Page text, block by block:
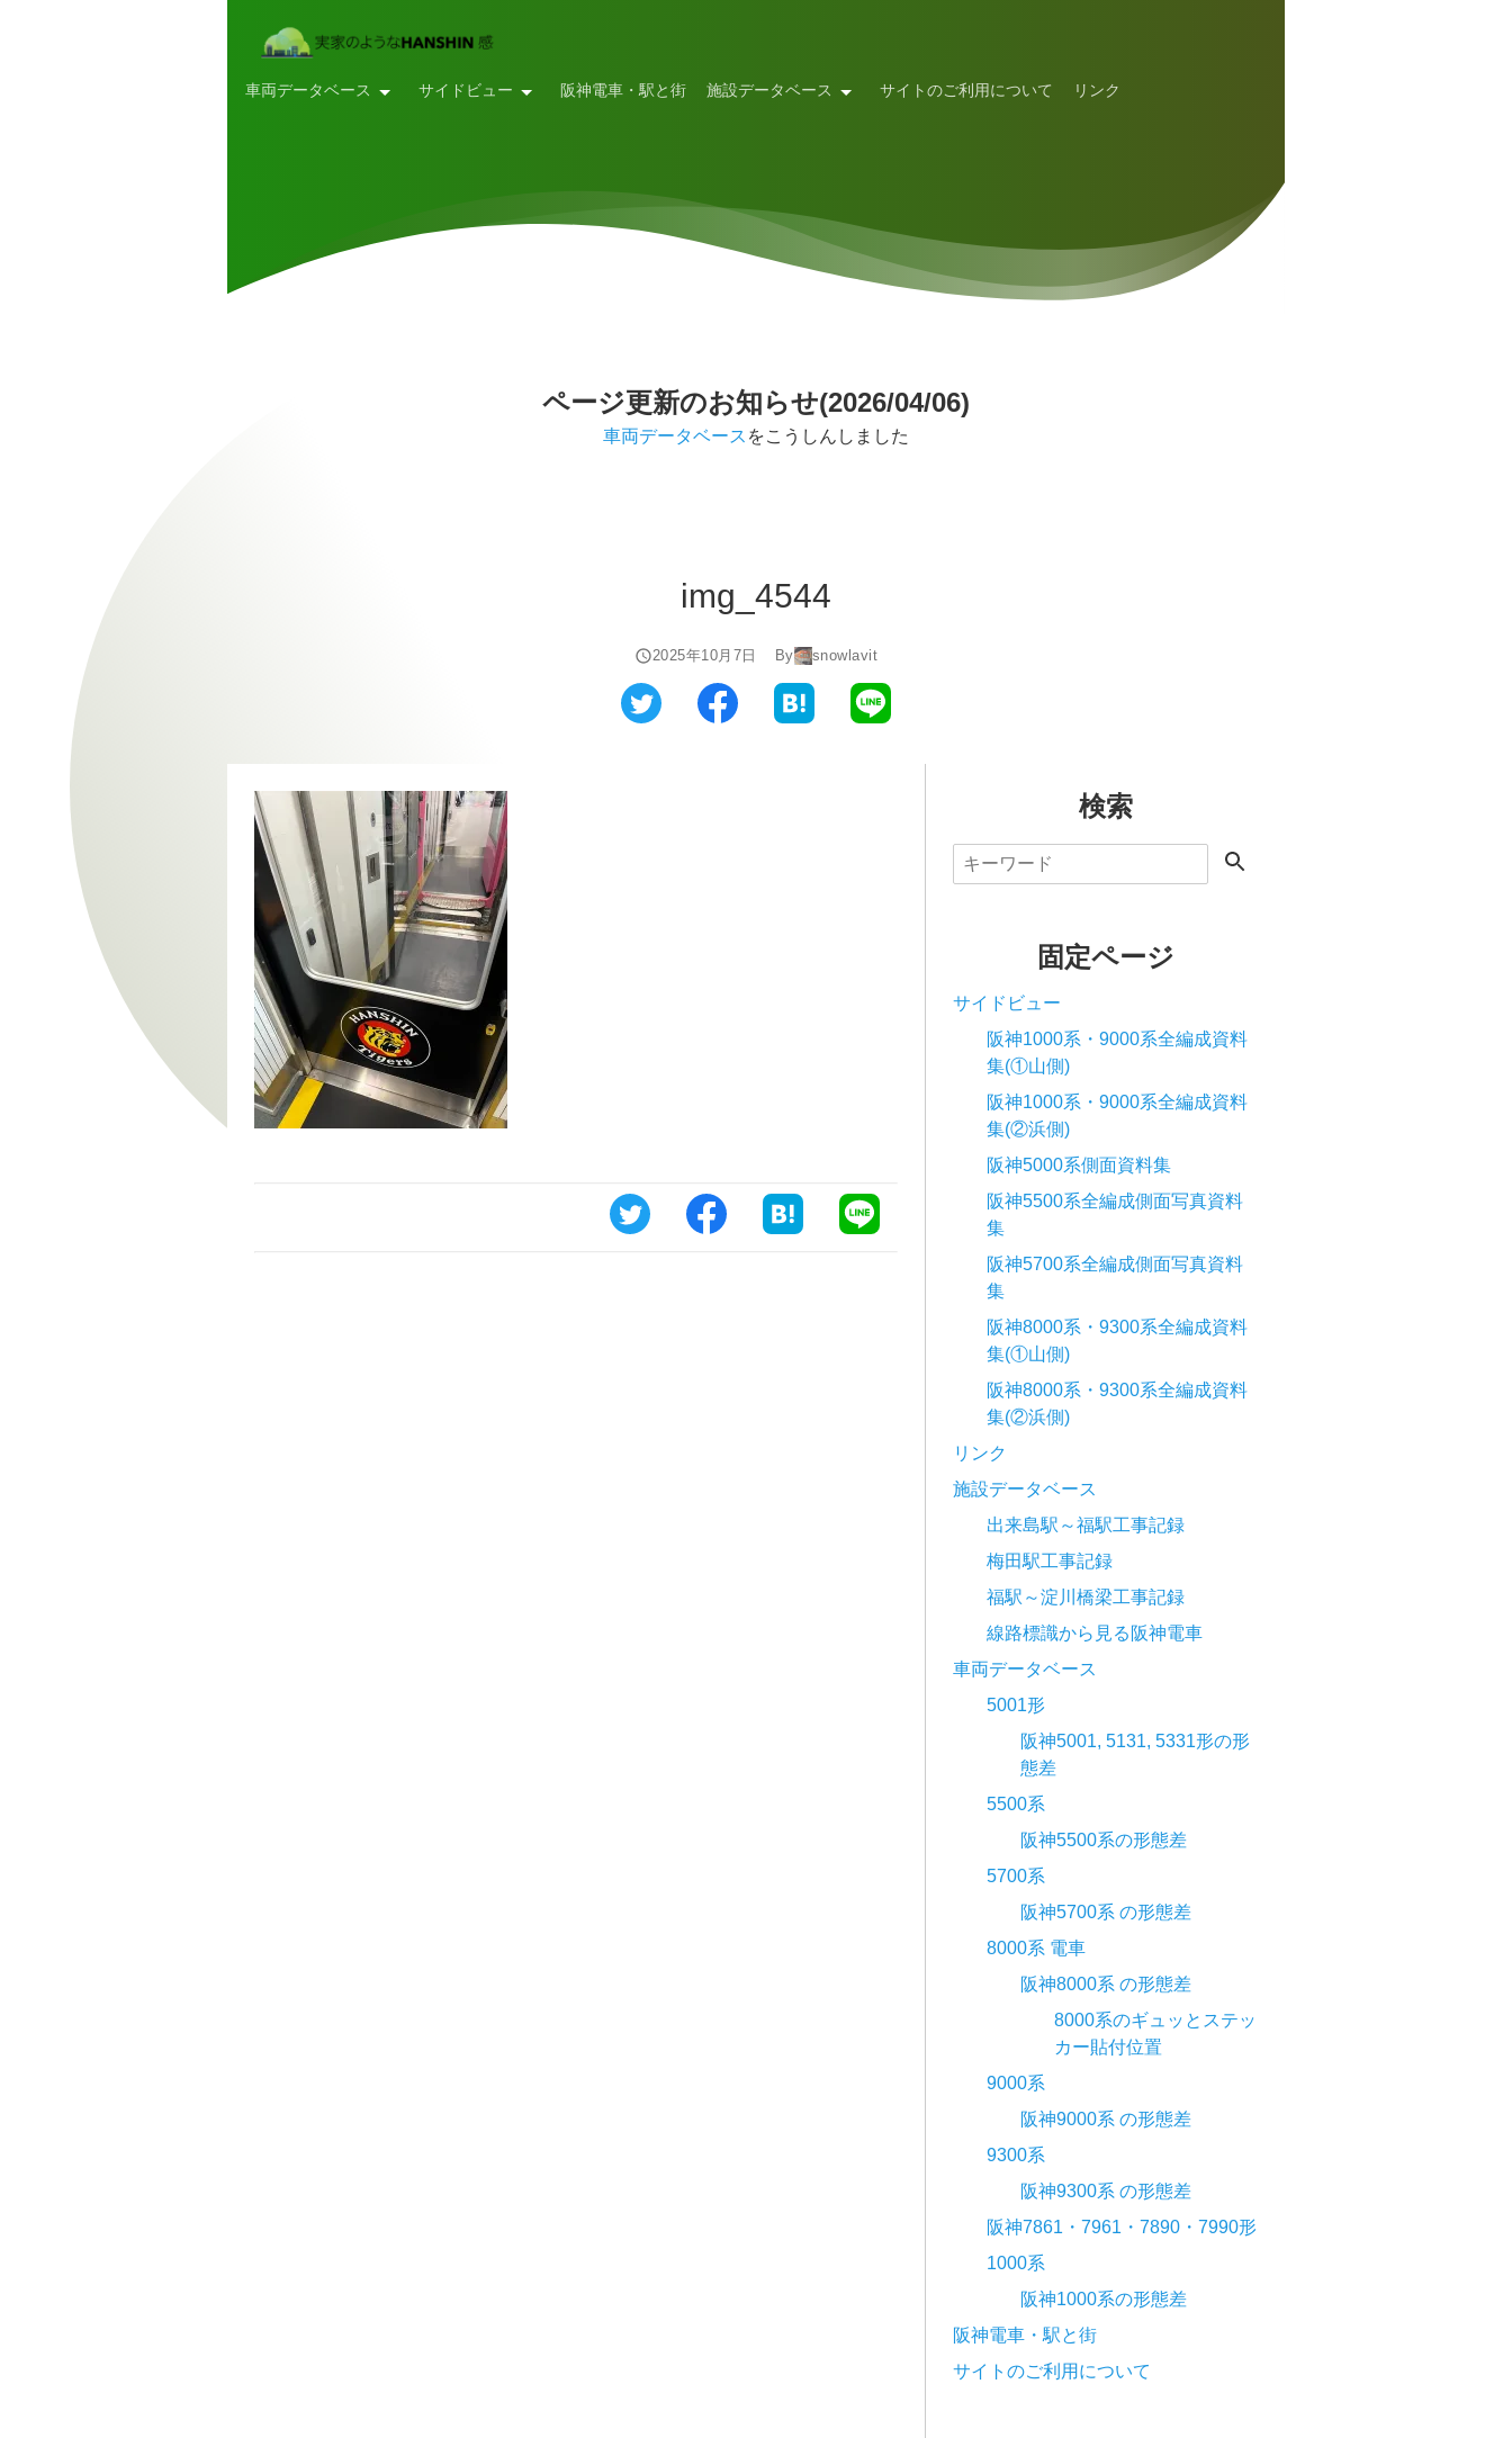
車両データベース サイドビュー 阪神電車・駅と街 施設データベース サイトのご利用について リンク
ページ更新のお知らせ(2026/04/06)
車両データベース をこうしんしました
img_4544
2025年10月7日 By snowlavit
検索
固定ページ
サイドビュー
阪神1000系・9000系全編成資料
集(①山側)
阪神1000系・9000系全編成資料
集(②浜側)
阪神5000系側面資料集
阪神5500系全編成側面写真資料
集
阪神5700系全編成側面写真資料
集
阪神8000系・9300系全編成資料
集(①山側)
阪神8000系・9300系全編成資料
集(②浜側)
リンク
施設データベース
出来島駅～福駅工事記録
梅田駅工事記録
福駅～淀川橋梁工事記録
線路標識から見る阪神電車
車両データベース
5001形
阪神5001, 5131, 5331形の形
態差
5500系
阪神5500系の形態差
5700系
阪神5700系 の形態差
8000系 電車
阪神8000系 の形態差
8000系のギュッとステッ
カー貼付位置
9000系
阪神9000系 の形態差
9300系
阪神9300系 の形態差
阪神7861・7961・7890・7990形
1000系
阪神1000系の形態差
阪神電車・駅と街
サイトのご利用について